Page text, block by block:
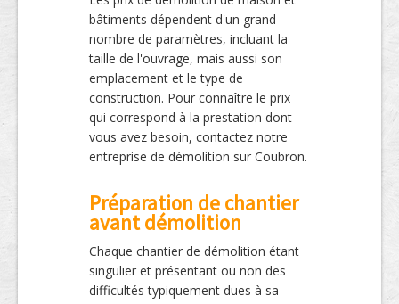
bâtiments dépendent d'un grand
nombre de paramètres, incluant la
taille de l'ouvrage, mais aussi son
emplacement et le type de
construction. Pour connaître le prix
qui correspond à la prestation dont
vous avez besoin, contactez notre
entreprise de démolition sur Coubron.
Préparation de chantier
avant démolition
Chaque chantier de démolition étant
singulier et présentant ou non des
difficultés typiquement dues à sa